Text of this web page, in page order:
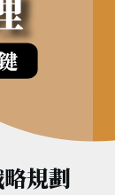
規劃